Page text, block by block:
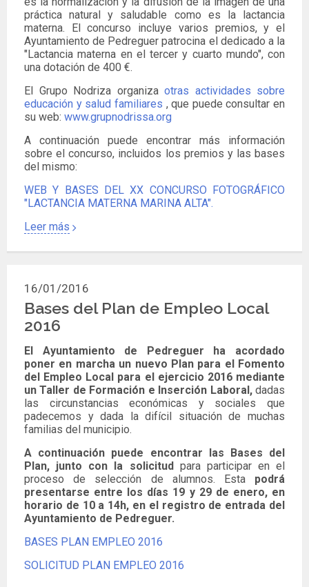
práctica natural y saludable como es la lactancia
materna. El concurso incluye varios premios, y el
Ayuntamiento de Pedreguer patrocina el dedicado a la
"Lactancia materna en el tercer y cuarto mundo", con
una dotación de 400 €.
El Grupo Nodriza organiza otras actividades sobre
educación y salud familiares , que puede consultar en
su web: www.grupnodrissa.org
A continuación puede encontrar más información
sobre el concurso, incluidos los premios y las bases
del mismo:
WEB Y BASES DEL XX CONCURSO FOTOGRÁFICO
"LACTANCIA MATERNA MARINA ALTA".
Leer más
16/01/2016
Bases del Plan de Empleo Local
2016
El Ayuntamiento de Pedreguer ha acordado
poner en marcha un nuevo Plan para el Fomento
del Empleo Local para el ejercicio 2016 mediante
un Taller de Formación e Inserción Laboral, dadas
las circunstancias económicas y sociales que
padecemos y dada la difícil situación de muchas
familias del municipio.
A continuación puede encontrar las Bases del
Plan, junto con la solicitud para participar en el
proceso de selección de alumnos. Esta
podrá
presentarse entre los días 19 y 29 de enero, en
horario de 10 a 14h, en el registro de entrada del
Ayuntamiento de Pedreguer.
BASES PLAN EMPLEO 2016
SOLICITUD PLAN EMPLEO 2016